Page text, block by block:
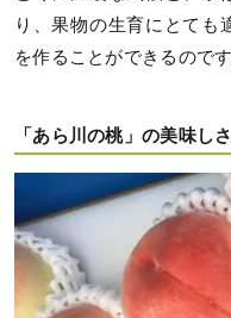
り、果物の生育にとても
を作ることができるのです
「あら川の桃」の美味し